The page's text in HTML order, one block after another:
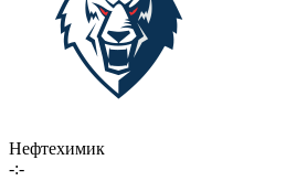
Нефтехимик
-:-